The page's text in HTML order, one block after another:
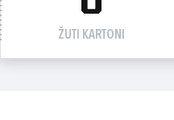
ŽUTI KARTONI